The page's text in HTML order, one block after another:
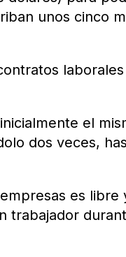
unos cinco
el
dos veces,
es libre
trabajador